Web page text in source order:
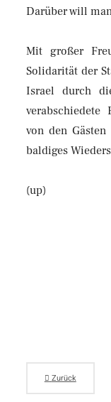
Darüber will
Mit großer
Solidarität der
Israel durch
verabschiedete
von den
baldiges
(up)
Zurück